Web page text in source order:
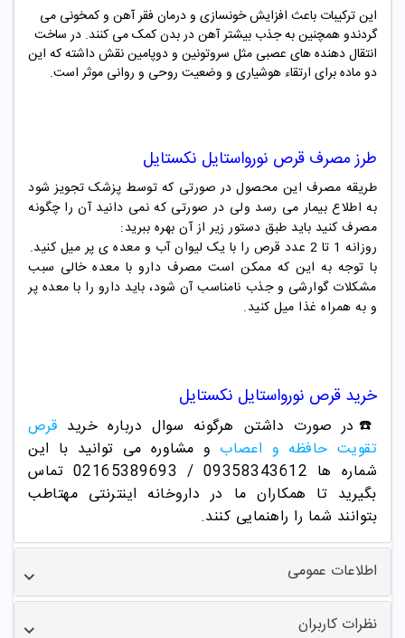
این ترکیبات باعث افزایش خونسازی و درمان فقر آهن و کمخونی می
گردندو همچنین به جذب بیشتر آهن در بدن کمک می کنند. در ساخت
انتقال دهنده های عصبی مثل سروتونین و دوپامین نقش داشته که این
دو ماده برای ارتقاء هوشیاری و وضعیت روحی و روانی موثر است.
طرز مصرف قرص نورواستایل نکستایل
طریقه مصرف این محصول در صورتی که توسط پزشک تجویز شود
به اطلاع بیمار می رسد ولی در صورتی که نمی دانید آن را چگونه
مصرف کنید باید طبق دستور زیر از آن بهره ببرید:
روزانه 1 تا 2 عدد قرص را با یک لیوان آب و معده ی پر میل کنید.
با توجه به این که ممکن است مصرف دارو با معده خالی سبب
مشکلات گوارشی و جذب نامناسب آن شود، باید دارو را با معده پر
و به همراه غذا میل کنید.
خرید قرص نورواستایل نکستایل
☎️در صورت داشتن هرگونه سوال درباره خرید قرص
تقویت حافظه و اعصاب و مشاوره می توانید با این
شماره ها 09358343612 / 02165389693
تماس
بگیرید تا همکاران ما در داروخانه اینترنتی مهتاطب
بتوانند شما را راهنمایی کنند.
اطلاعات عمومی
نظرات کاربران